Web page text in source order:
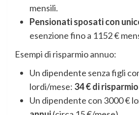
mensili.
Pensionati sposati con
esenzione fino a 1152 €
Esempi di risparmio annuo:
Un dipendente senza figli
lordi/mese: 34 € di risparmio
Un dipendente con 3000 €